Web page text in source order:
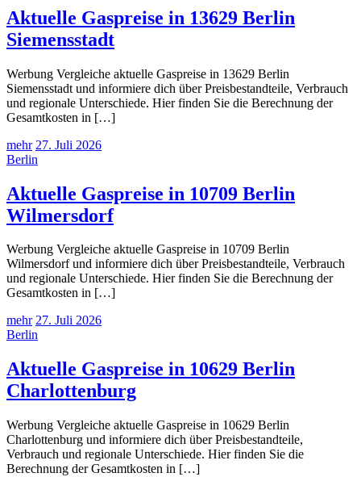
Aktuelle Gaspreise in 13629 Berlin
Siemensstadt
Werbung Vergleiche aktuelle Gaspreise in 13629 Berlin
Siemensstadt und informiere dich über Preisbestandteile, Verbrauch
und regionale Unterschiede. Hier finden Sie die Berechnung der
Gesamtkosten in […]
mehr 27. Juli 2026
Berlin
Aktuelle Gaspreise in 10709 Berlin
Wilmersdorf
Werbung Vergleiche aktuelle Gaspreise in 10709 Berlin
Wilmersdorf und informiere dich über Preisbestandteile, Verbrauch
und regionale Unterschiede. Hier finden Sie die Berechnung der
Gesamtkosten in […]
mehr 27. Juli 2026
Berlin
Aktuelle Gaspreise in 10629 Berlin
Charlottenburg
Werbung Vergleiche aktuelle Gaspreise in 10629 Berlin
Charlottenburg und informiere dich über Preisbestandteile,
Verbrauch und regionale Unterschiede. Hier finden Sie die
Berechnung der Gesamtkosten in […]